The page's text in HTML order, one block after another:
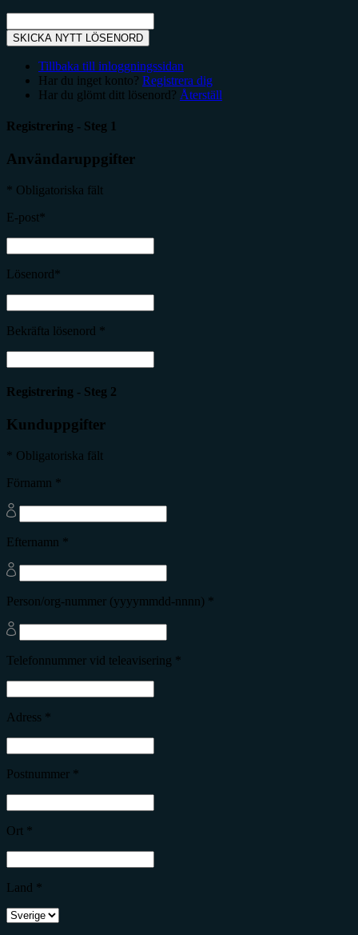
SKICKA NYTT LÖSENORD
Tillbaka till inloggningssidan
Har du inget konto? Registrera dig
Har du glömt ditt lösenord? Återställ
Registrering - Steg 1
Användaruppgifter
* Obligatoriska fält
E-post*
Lösenord*
Bekräfta lösenord *
Registrering - Steg 2
Kunduppgifter
* Obligatoriska fält
Förnamn *
Efternamn *
Person/org-nummer (yyyymmdd-nnnn) *
Telefonnummer vid teleavisering *
Adress *
Postnummer *
Ort *
Land *